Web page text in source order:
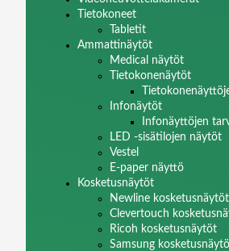
Tietokoneet
Tabletit
Ammattinäytöt
Medical näytöt
Tietokonenäytöt
Infonäytöt
Infonäyttöjen
LED -sisätilojen näytöt
Vestel
E-paper näyttö
Kosketusnäytöt
Newline kosketusnäytöt
Clevertouch
Ricoh kosketusnäytöt
Samsung